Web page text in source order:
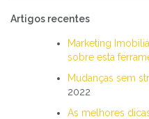
Artigos recentes
Marketing
sobre esta
Mudanças sem
2022
As melhores